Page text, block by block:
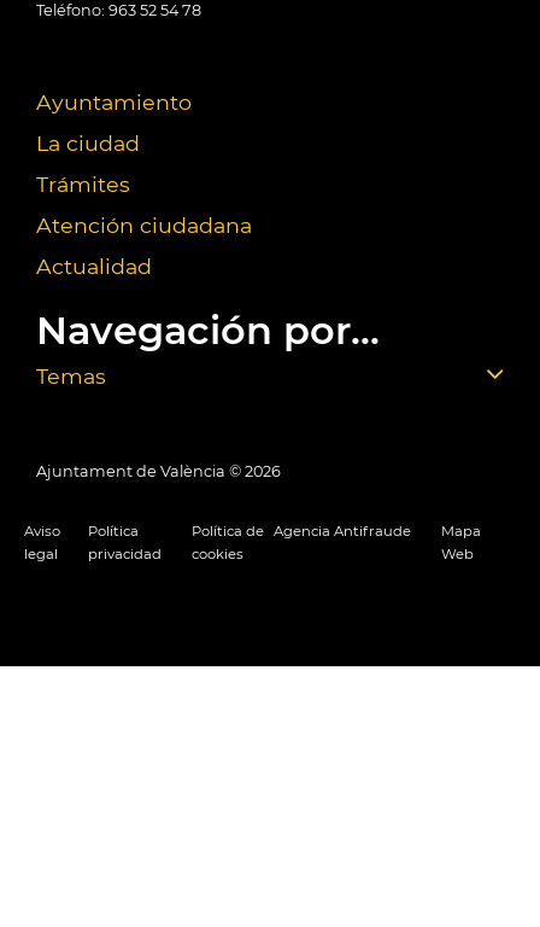
Teléfono: 963 52 54 78
Ayuntamiento
La ciudad
Trámites
Atención ciudadana
Actualidad
Navegación por...
Temas
Ajuntament de València © 2026
Aviso
legal
Política
privacidad
Política de
cookies
Agencia Antifraude
Mapa
Web